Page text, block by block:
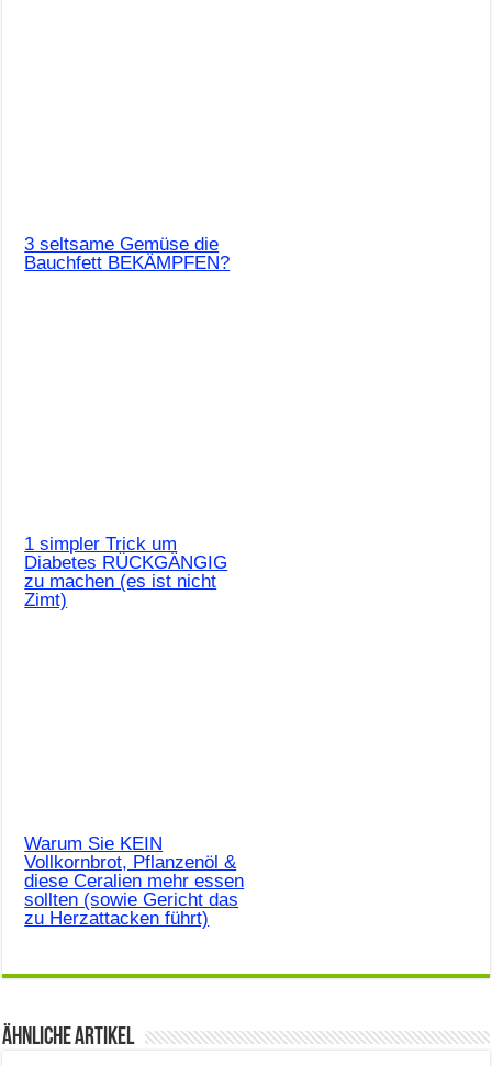
3 seltsame Gemüse die
Bauchfett BEKÄMPFEN?
1 simpler Trick um
Diabetes RÜCKGÄNGIG
zu machen (es ist nicht
Zimt)
Warum Sie KEIN
Vollkornbrot, Pflanzenöl &
diese Ceralien mehr essen
sollten (sowie Gericht das
zu Herzattacken führt)
Ähnliche Artikel